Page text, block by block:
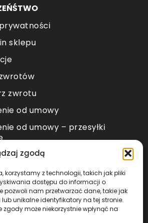
zgodą
korzystamy z technologii, takich jak pliki
dostępu do informacji o
pozwoli nam przetwarzać dane, takie jak
unikalne identyfikatory na tej stronie.
może niekorzystnie wpłynąć na
sklepu
zwrotu
od umowy
od umowy – przesyłki